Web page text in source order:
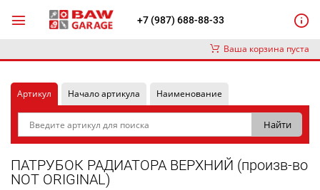
+7 (987) 688-88-33
Ваша корзина пуста
Артикул Начало артикула Наименование
ПАТРУБОК РАДИАТОРА ВЕРХНИЙ (произв-во
NOT ORIGINAL)